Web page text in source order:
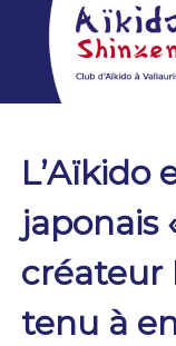
L’Aïkido
japonais
créateur
tenu à